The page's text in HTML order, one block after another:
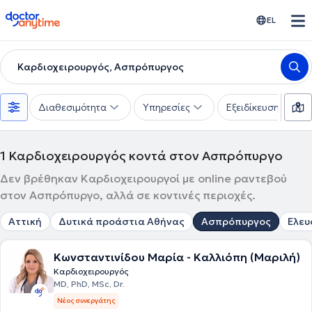
doctoranytime EL
Καρδιοχειρουργός, Ασπρόπυργος
Διαθεσιμότητα Υπηρεσίες Εξειδίκευση
1 Καρδιοχειρουργός κοντά στον Ασπρόπυργο
Δεν βρέθηκαν Καρδιοχειρουργοί με online ραντεβού
στον Ασπρόπυργο, αλλά σε κοντινές περιοχές.
Αττική Δυτικά προάστια Αθήνας Ασπρόπυργος
Κωνσταντινίδου Μαρία - Καλλιόπη (Μαριλή)
Καρδιοχειρουργός
MD, PhD, MSc, Dr.
Νέος συνεργάτης